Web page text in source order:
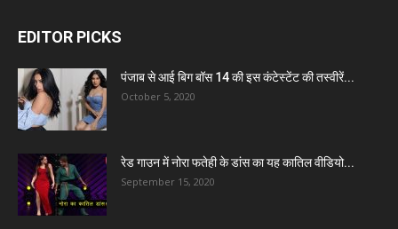
EDITOR PICKS
पंजाब से आई बिग बॉस 14 की इस कंटेस्टेंट की तस्वीरें...
October 5, 2020
रेड गाउन में नोरा फतेही के डांस का यह कातिल वीडियो...
September 15, 2020